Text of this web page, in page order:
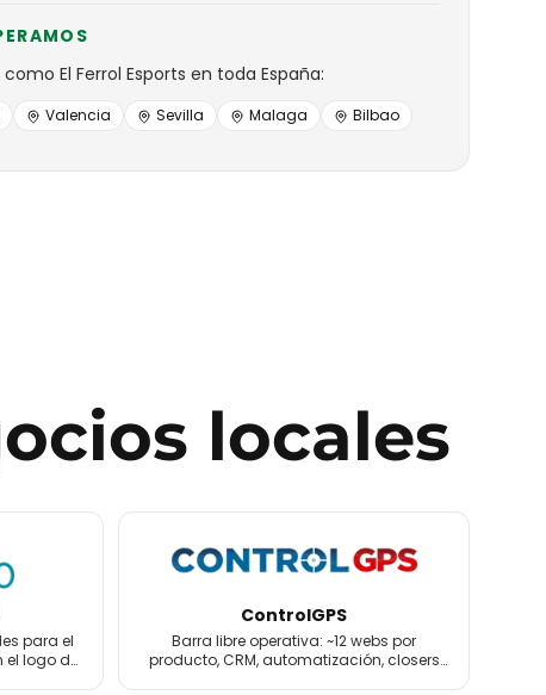
como El Ferrol Esports en toda España:
Valencia Sevilla Malaga Bilbao
locales
para el
el logo de
ControlGPS
Barra libre operativa: ~12 webs por
producto, CRM, automatización, closers